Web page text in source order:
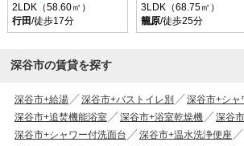
2LDK（58.60㎡）
行田/徒歩17分
3LDK（68.75㎡）
籠原/徒歩25分
深谷市の賃貸を探す
深谷市+給湯 深谷市+バストイレ別
深谷市+シャ
深谷市+追焚機能浴室
深谷市+浴室乾燥機
深谷
深谷市+シャワー付洗面台
深谷市+温水洗浄便座